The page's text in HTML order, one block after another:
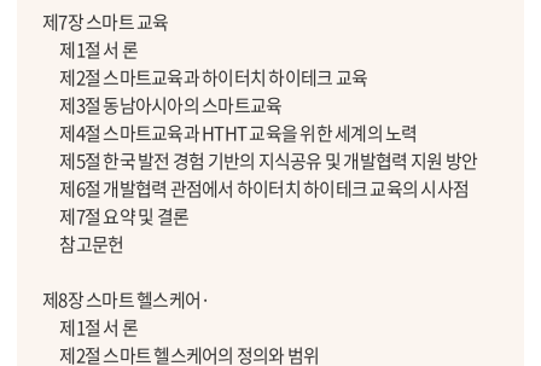
제7장 스마트 교육
제1절 서 론
제2절 스마트교육과 하이터치 하이테크 교육
제3절 동남아시아의 스마트교육
제4절 스마트교육과 HTHT 교육을 위한 세계의 노력
제5절 한국 발전 경험 기반의 지식공유 및 개발협력 지원 방안
제6절 개발협력 관점에서 하이터치 하이테크 교육의 시사점
제7절 요약 및 결론
참고문헌
제8장 스마트 헬스케어·
제1절 서 론
제2절 스마트 헬스케어의 정의와 범위